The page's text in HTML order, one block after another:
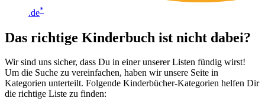
.de*
Das richtige Kinderbuch ist nicht dabei?
Wir sind uns sicher, dass Du in einer unserer Listen fündig wirst!
Um die Suche zu vereinfachen, haben wir unsere Seite in
Kategorien unterteilt. Folgende Kinderbücher-Kategorien helfen Dir
die richtige Liste zu finden: